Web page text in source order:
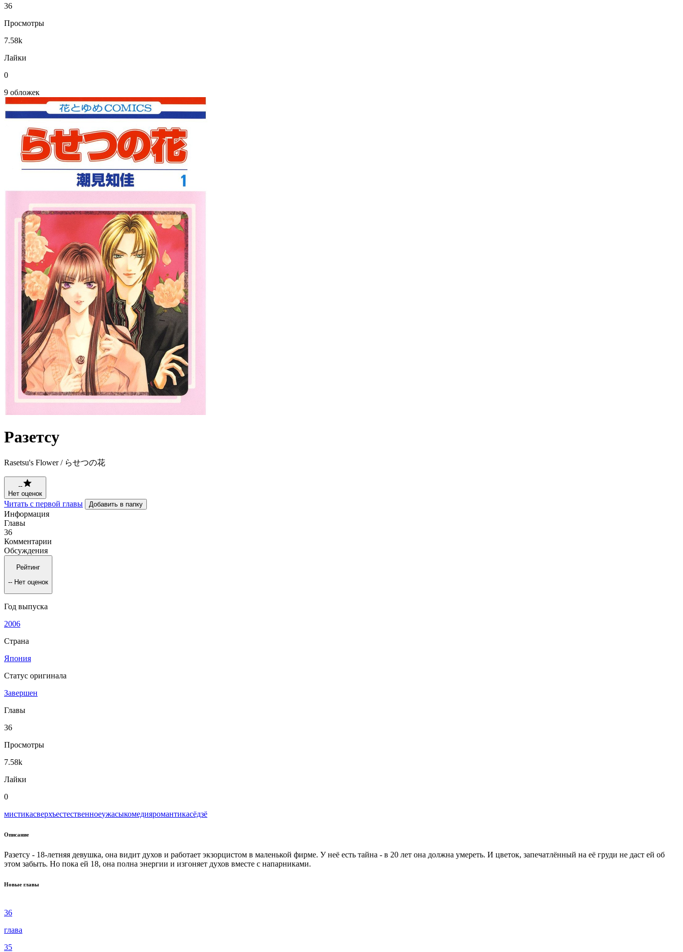
36
Просмотры
7.58k
Лайки
0
9 обложек
Разетсу
Rasetsu's Flower / らせつの花
--
Нет оценок
Читать с первой главы Добавить в папку
Информация
Главы
36
Комментарии
Обсуждения
Рейтинг
-- Нет оценок
Год выпуска
2006
Страна
Япония
Статус оригинала
Завершен
Главы
36
Просмотры
7.58k
Лайки
0
мистикасверхъестественноеужасыкомедияромантикасёдзё
Описание
Разетсу - 18-летняя девушка, она видит духов и работает экзорцистом в маленькой фирме. У неё есть тайна - в 20 лет она должна умереть. И цветок, запечатлённый на её груди не даст ей об
этом забыть. Но пока ей 18, она полна энергии и изгоняет духов вместе с напарниками.
Новые главы
36
глава
35